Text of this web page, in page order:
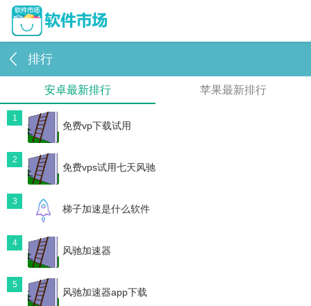
排行
安卓最新排行 苹果最新排行
1
免费vp下载试用
2
免费vps试用七天风驰
3
梯子加速是什么软件
4
风驰加速器
5
风驰加速器app下载